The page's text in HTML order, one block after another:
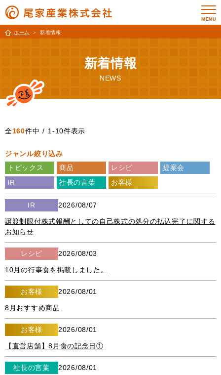
ホーム 新着情報
新着情報
NEWS
全160件中 / 1-10件表示
トピックス 商品 レシピ
提案会
IR
社長の言葉 お客様
IR 2026/08/07
譲渡制限付株式報酬としての自己株式の処分の払込完了に関する
お知らせ
レシピ 2026/08/03
10月の行事食を掲載しました。
お客様 2026/08/01
8月おすすめ商品
お客様 2026/08/01
【直営店舗】8月食の記念日①
社長の言葉 2026/08/01